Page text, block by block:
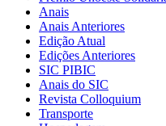
Anais
Anais Anteriores
Edição Atual
Edições Anteriores
SIC PIBIC
Anais do SIC
Revista Colloquium
Transporte